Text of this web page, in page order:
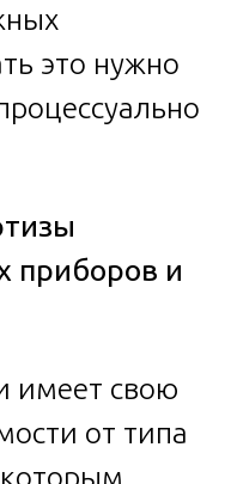
это нужно
приборов и
имеет свою
от типа